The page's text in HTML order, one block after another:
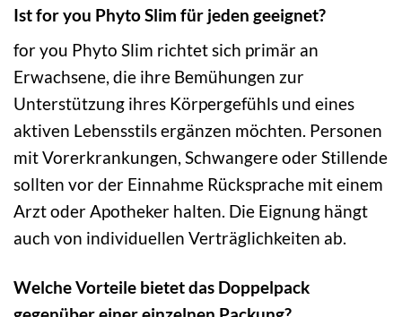
Ist for you Phyto Slim für jeden geeignet?
for you Phyto Slim richtet sich primär an
Erwachsene, die ihre Bemühungen zur
Unterstützung ihres Körpergefühls und eines
aktiven Lebensstils ergänzen möchten. Personen
mit Vorerkrankungen, Schwangere oder Stillende
sollten vor der Einnahme Rücksprache mit einem
Arzt oder Apotheker halten. Die Eignung hängt
auch von individuellen Verträglichkeiten ab.
Welche Vorteile bietet das Doppelpack